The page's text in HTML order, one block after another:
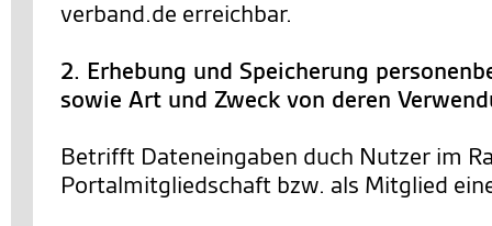
verband.de erreichbar.
2. Erhebung und Speicherung
sowie Art und Zweck von deren
Betrifft Dateneingaben duch Nutzer im
Portalmitgliedschaft bzw. als Mitglied